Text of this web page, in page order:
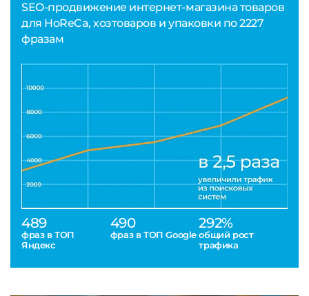
SEO-продвижение интернет-магазина товаров
для HoReCa, хозтоваров и упаковки по 2227
фразам
489
фраз в ТОП
Яндекс
490
фраз в ТОП Google
292%
общий рост
трафика